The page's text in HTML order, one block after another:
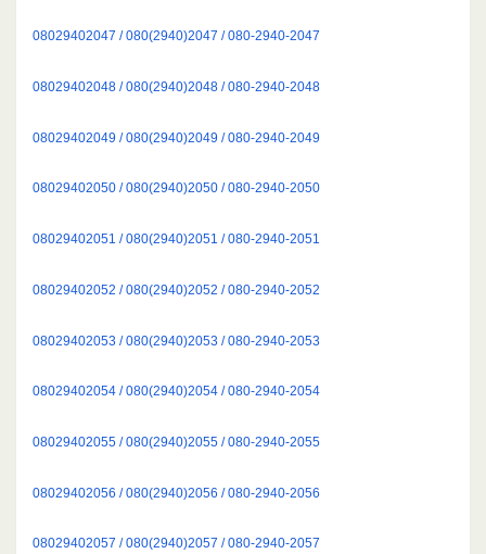
08029402047 / 080(2940)2047 / 080-2940-2047
08029402048 / 080(2940)2048 / 080-2940-2048
08029402049 / 080(2940)2049 / 080-2940-2049
08029402050 / 080(2940)2050 / 080-2940-2050
08029402051 / 080(2940)2051 / 080-2940-2051
08029402052 / 080(2940)2052 / 080-2940-2052
08029402053 / 080(2940)2053 / 080-2940-2053
08029402054 / 080(2940)2054 / 080-2940-2054
08029402055 / 080(2940)2055 / 080-2940-2055
08029402056 / 080(2940)2056 / 080-2940-2056
08029402057 / 080(2940)2057 / 080-2940-2057